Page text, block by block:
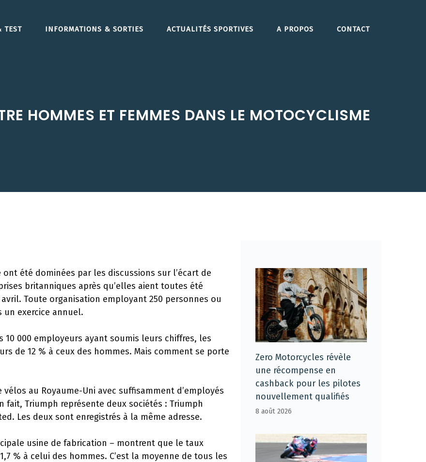
TEST INFORMATIONS & SORTIES ACTUALITÉS SPORTIVES A PROPOS CONTACT
HOMMES ET FEMMES DANS LE MOTOCYCLISME
été dominées par les discussions sur l’écart de
britanniques après qu’elles aient toutes été
Toute organisation employant 250 personnes ou
un exercice annuel.
000 employeurs ayant soumis leurs chiffres, les
de 12 % à ceux des hommes. Mais comment se porte
au Royaume-Uni avec suffisamment d’employés
fait, Triumph représente deux sociétés : Triumph
Les deux sont enregistrés à la même adresse.
usine de fabrication – montrent que le taux
% à celui des hommes. C’est la moyenne de tous les
Zero Motorcycles révèle
une récompense en
cashback pour les pilotes
nouvellement qualifiés
8 août 2026